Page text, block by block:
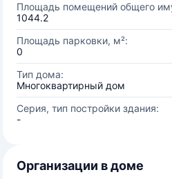
Площадь помещений общего
1044.2
Площадь парковки, м²:
0
Тип дома:
Многоквартирный дом
Серия, тип постройки здания:
-
Организации в доме